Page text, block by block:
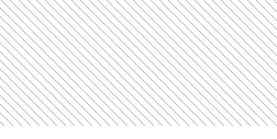
に思いを乗せて「病気の
い！」